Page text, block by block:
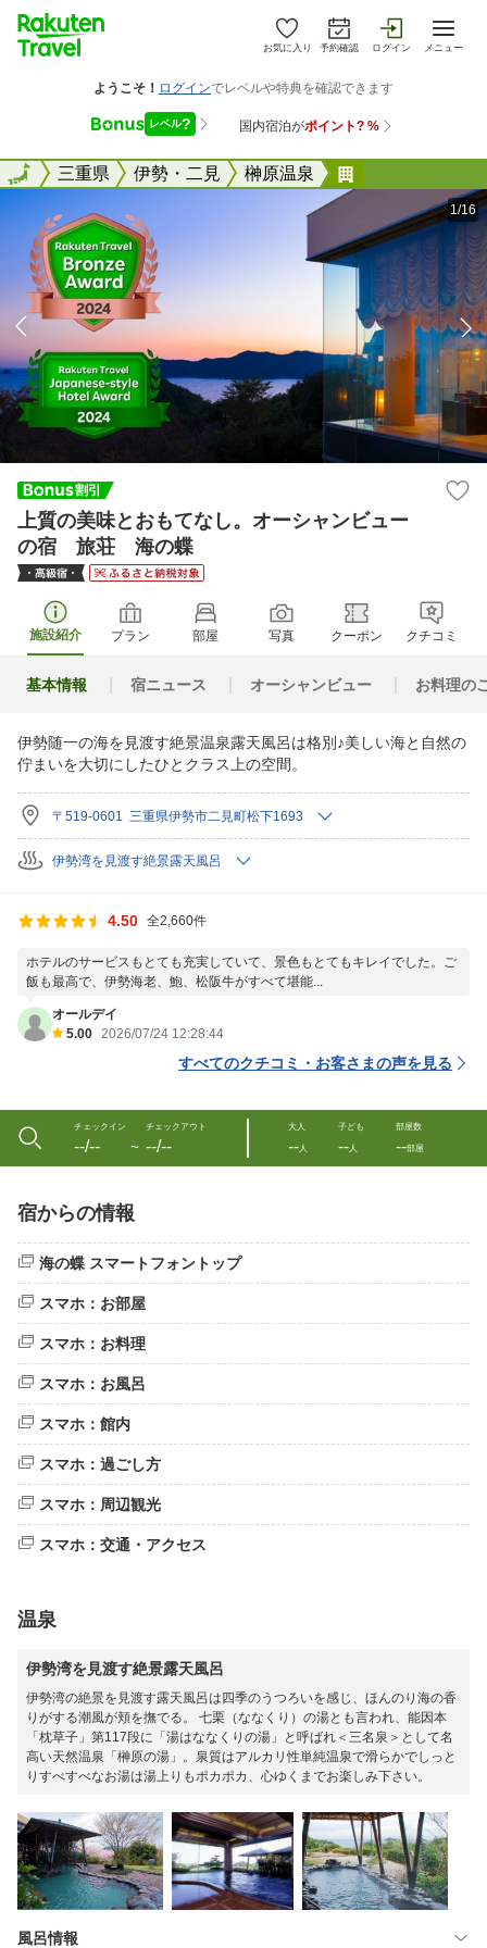
お気に入り 予約確認 ログイン メニュー
全国三重県 伊勢・二見 榊原温泉
全国
1/16
上質の美味とおもてなし。オーシャンビュー
の宿 旅荘 海の蝶
施設紹介 プラン 部屋 写真 クーポン クチコミ
基本情報 宿ニュース オーシャンビュー お料理の
伊勢随一の海を見渡す絶景温泉露天風呂は格別♪美しい海と自然の
佇まいを大切にしたひとクラス上の空間。
〒519-0601 三重県伊勢市二見町松下1693
伊勢湾を見渡す絶景露天風呂
4.50 全2,660件
ホテルのサービスもとても充実していて、景色もとてもキレイでした。ご
飯も最高で、伊勢海老、鮑、松阪牛がすべて堪能...
オールデイ
5.00 2026/07/24 12:28:44
すべてのクチコミ・お客さまの声を見る
チェックイン
--/-- 〜
チェックアウト
--/--
大人
--人
子ども
--人
部屋数
--部屋
宿からの情報
海の蝶 スマートフォントップ
スマホ：お部屋
スマホ：お料理
スマホ：お風呂
スマホ：館内
スマホ：過ごし方
スマホ：周辺観光
スマホ：交通・アクセス
温泉
伊勢湾を見渡す絶景露天風呂
伊勢湾の絶景を見渡す露天風呂は四季のうつろいを感じ、ほんのり海の香
りがする潮風が頬を撫でる。 七栗（ななくり）の湯とも言われ、能因本
「枕草子」第117段に「湯はななくりの湯」と呼ばれ＜三名泉＞として名
高い天然温泉「榊原の湯」。泉質はアルカリ性単純温泉で滑らかでしっと
りすべすべなお湯は湯上りもポカポカ、心ゆくまでお楽しみ下さい。
風呂情報